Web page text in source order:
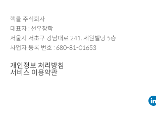
핵클 주식회사
대표자 : 선우창학
서울시 서초구 강남대로 241, 세원빌딩 5층
사업자 등록 번호 : 680-81-01653
개인정보 처리방침
서비스 이용약관